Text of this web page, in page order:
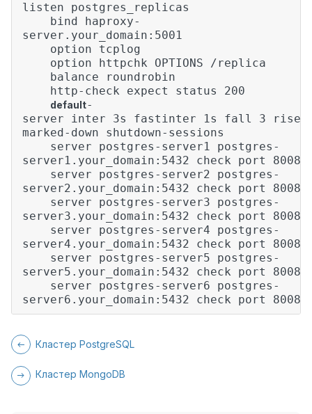
listen postgres_replicas
bind haproxy-
server.your_domain:5001
option tcplog
option httpchk OPTIONS /replica
balance roundrobin
http-check expect status 200
default-
server inter 3s fastinter 1s fall 3 rise
marked-down shutdown-sessions
server postgres-server1 postgres-
server1.your_domain:5432 check port 8008
server postgres-server2 postgres-
server2.your_domain:5432 check port 8008
server postgres-server3 postgres-
server3.your_domain:5432 check port 8008
server postgres-server4 postgres-
server4.your_domain:5432 check port 8008
server postgres-server5 postgres-
server5.your_domain:5432 check port 8008
server postgres-server6 postgres-
server6.your_domain:5432 check port 8008
Кластер PostgreSQL
Кластер MongoDB